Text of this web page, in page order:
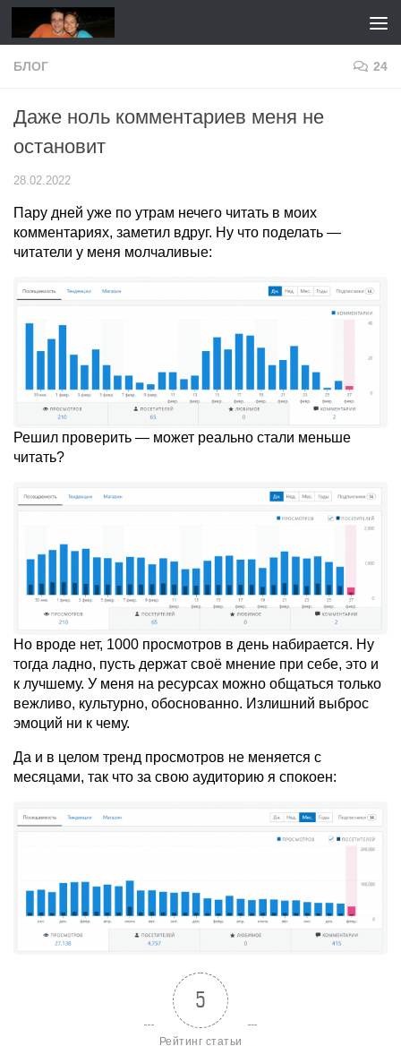
Перейти к содержимому
БЛОГ 24
Даже ноль комментариев меня не
остановит
28.02.2022
Пару дней уже по утрам нечего читать в моих
комментариях, заметил вдруг. Ну что поделать —
читатели у меня молчаливые:
Решил проверить — может реально стали меньше
читать?
Но вроде нет, 1000 просмотров в день набирается. Ну
тогда ладно, пусть держат своё мнение при себе, это и
к лучшему. У меня на ресурсах можно общаться только
вежливо, культурно, обоснованно. Излишний выброс
эмоций ни к чему.
Да и в целом тренд просмотров не меняется с
месяцами, так что за свою аудиторию я спокоен:
5
Рейтинг статьи